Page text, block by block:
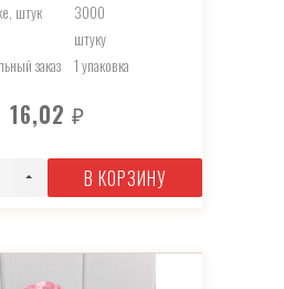
штук
3000
штуку
заказ
1 упаковка
16,02₽
В КОРЗИНУ